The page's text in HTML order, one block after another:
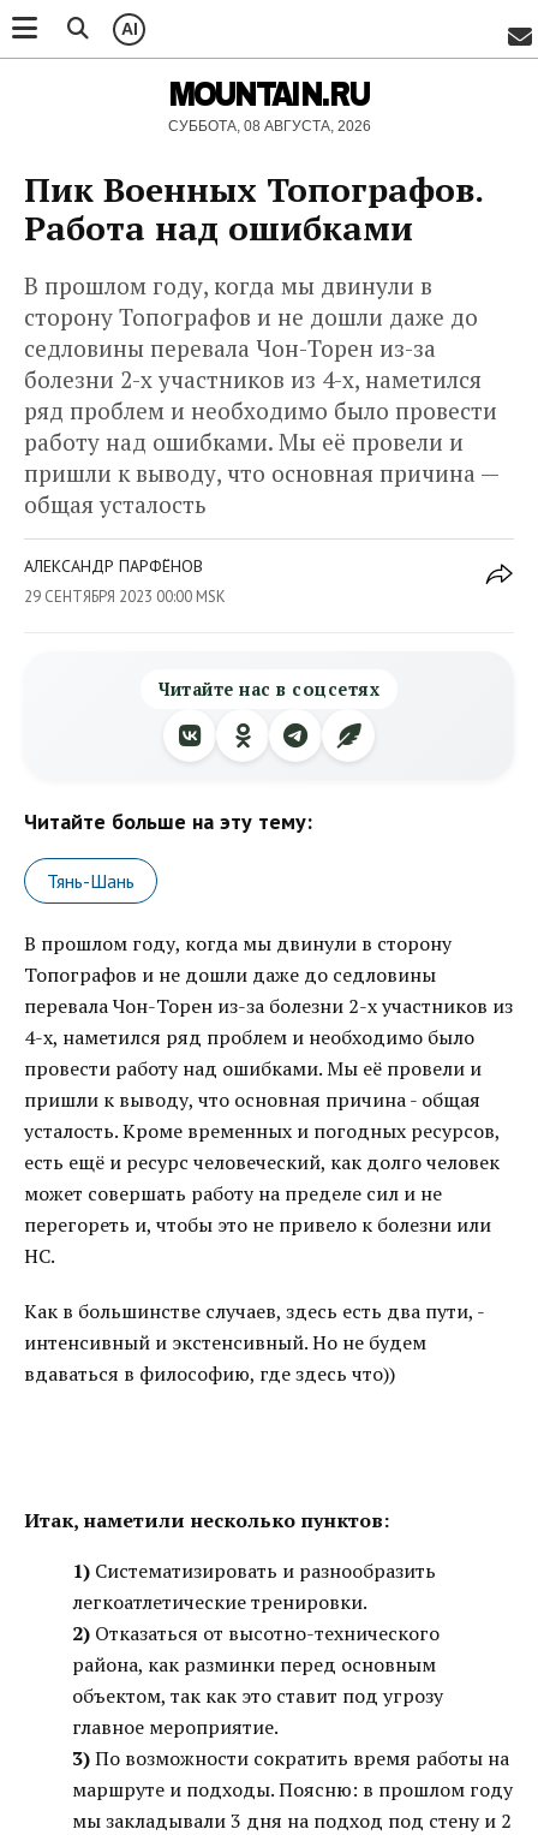
AI
MOUNTAIN.RU
СУББОТА, 08 АВГУСТА, 2026
Пик Военных Топографов.
Работа над ошибками
В прошлом году, когда мы двинули в
сторону Топографов и не дошли даже до
седловины перевала Чон-Торен из-за
болезни 2-х участников из 4-х, наметился
ряд проблем и необходимо было провести
работу над ошибками. Мы её провели и
пришли к выводу, что основная причина —
общая усталость
АЛЕКСАНДР ПАРФЁНОВ
29 СЕНТЯБРЯ 2023 00:00 MSK
Читайте нас в соцсетях
Читайте больше на эту тему:
Тянь-Шань
В прошлом году, когда мы двинули в сторону
Топографов и не дошли даже до седловины
перевала Чон-Торен из-за болезни 2-х участников из
4-х, наметился ряд проблем и необходимо было
провести работу над ошибками. Мы её провели и
пришли к выводу, что основная причина - общая
усталость. Кроме временных и погодных ресурсов,
есть ещё и ресурс человеческий, как долго человек
может совершать работу на пределе сил и не
перегореть и, чтобы это не привело к болезни или
НС.
Как в большинстве случаев, здесь есть два пути, -
интенсивный и экстенсивный. Но не будем
вдаваться в философию, где здесь что))
Итак, наметили несколько пунктов:
1) Систематизировать и разнообразить
легкоатлетические тренировки.
2) Отказаться от высотно-технического
района, как разминки перед основным
объектом, так как это ставит под угрозу
главное мероприятие.
3)По возможности сократить время работы на
маршруте и подходы. Поясню: в прошлом году
мы закладывали 3 дня на подход под стену и 2